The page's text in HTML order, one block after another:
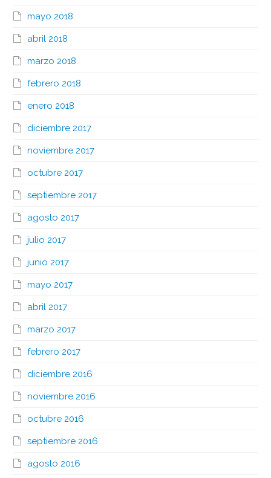
mayo 2018
abril 2018
marzo 2018
febrero 2018
enero 2018
diciembre 2017
noviembre 2017
octubre 2017
septiembre 2017
agosto 2017
julio 2017
junio 2017
mayo 2017
abril 2017
marzo 2017
febrero 2017
diciembre 2016
noviembre 2016
octubre 2016
septiembre 2016
agosto 2016